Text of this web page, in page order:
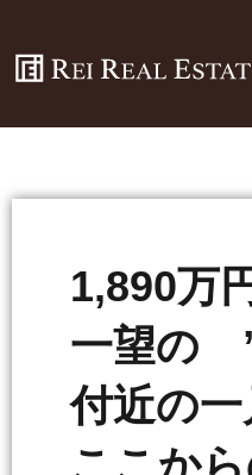
1,890万
一望の
付近の
ここか